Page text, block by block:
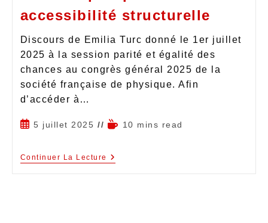
accessibilité structurelle
Discours de Emilia Turc donné le 1er juillet
2025 à la session parité et égalité des
chances au congrès général 2025 de la
société française de physique. Afin
d’accéder à…
5 juillet 2025 10 mins read
Continuer La Lecture